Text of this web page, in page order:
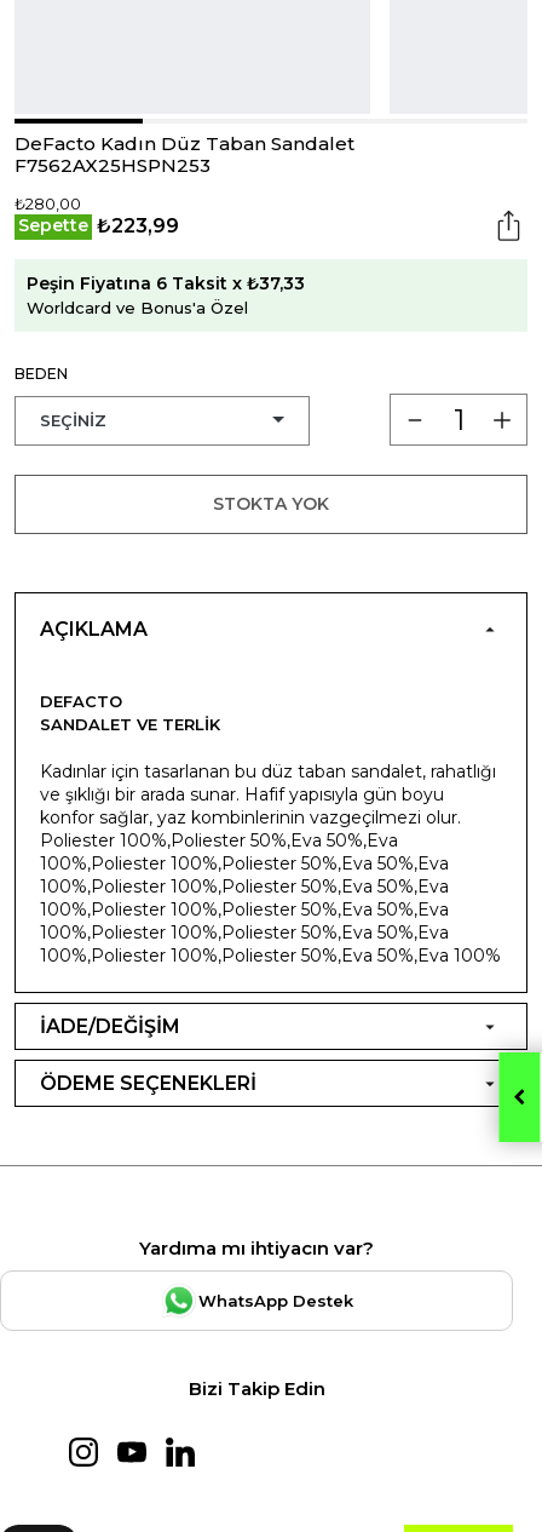
DeFacto Kadın Düz Taban Sandalet
F7562AX25HSPN253
₺280,00
Sepette ₺223,99
Peşin Fiyatına 6 Taksit x ₺37,33
Worldcard ve Bonus'a Özel
BEDEN
STOKTA YOK
AÇIKLAMA
DEFACTO
SANDALET VE TERLIK
Kadınlar için tasarlanan bu düz taban sandalet, rahatlığı
ve şıklığı bir arada sunar. Hafif yapısıyla gün boyu
konfor sağlar, yaz kombinlerinin vazgeçilmezi olur.
Poliester 100%,Poliester 50%,Eva 50%,Eva
100%,Poliester 100%,Poliester 50%,Eva 50%,Eva
100%,Poliester 100%,Poliester 50%,Eva 50%,Eva
100%,Poliester 100%,Poliester 50%,Eva 50%,Eva
100%,Poliester 100%,Poliester 50%,Eva 50%,Eva
100%,Poliester 100%,Poliester 50%,Eva 50%,Eva 100%
İADE/DEĞİŞİM
ÖDEME SEÇENEKLERİ
Yardıma mı ihtiyacın var?
WhatsApp Destek
Bizi Takip Edin